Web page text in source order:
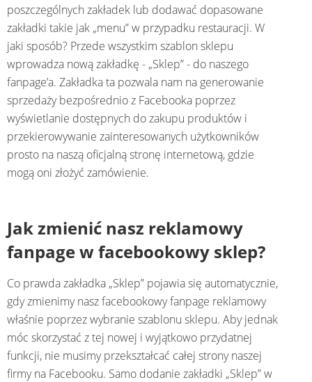
poszczególnych zakładek lub dodawać dopasowane
zakładki takie jak „menu” w przypadku restauracji. W
jaki sposób? Przede wszystkim szablon sklepu
wprowadza nową zakładkę - „Sklep” - do naszego
fanpage’a. Zakładka ta pozwala nam na generowanie
sprzedaży bezpośrednio z Facebooka poprzez
wyświetlanie dostępnych do zakupu produktów i
przekierowywanie zainteresowanych użytkowników
prosto na naszą oficjalną stronę internetową, gdzie
mogą oni złożyć zamówienie.
Jak zmienić nasz reklamowy
fanpage w facebookowy sklep?
Co prawda zakładka „Sklep” pojawia się automatycznie,
gdy zmienimy nasz facebookowy fanpage reklamowy
właśnie poprzez wybranie szablonu sklepu. Aby jednak
móc skorzystać z tej nowej i wyjątkowo przydatnej
funkcji, nie musimy przekształcać całej strony naszej
firmy na Facebooku. Samo dodanie zakładki „Sklep” w